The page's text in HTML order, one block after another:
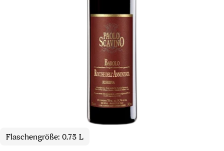
Flaschengröße: 0.75 L